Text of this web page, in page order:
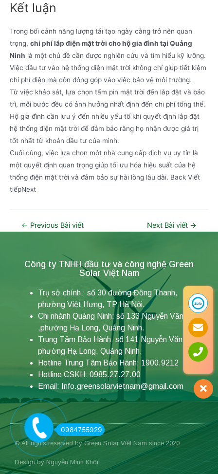
Kết luận
Trong bối cảnh năng lượng tái tạo ngày càng trở nên quan
trọng, chi phí lắp điện mặt trời cho hộ gia đình tại Quảng
Ninh là một chủ đề cần được nghiên cứu và tìm hiểu kỹ lưỡng.
Việc đầu tư vào hệ thống điện mặt trời không chỉ giúp tiết kiệm
chi phí điện mà còn đóng góp vào việc bảo vệ môi trường.
Từ việc khảo sát, lựa chọn tấm pin mặt trời đến lắp đặt và bảo
trì, mỗi bước đều có ảnh hưởng nhất định đến chi phí tổng thể.
Hộ gia đình cần lưu ý đến nhiều yếu tố khi quyết định lắp đặt
hệ thống điện mặt trời để đảm bảo rằng họ nhận được giá trị
tốt nhất từ khoản đầu tư của mình.
Cuối cùng, việc lựa chọn một nhà cung cấp dịch vụ uy tín là
một quyết định quan trọng giúp tối ưu hóa hiệu suất của hệ
thống điện mặt trời và đảm bảo sự hài lòng lâu dài. Back Viết
tiếpNext
← Previous Bài viết Next Bài viết →
Công ty TNHH đầu tư và công nghệ Green
Solar Việt Nam
Trụ sở chính : số 30 đường Đồng Thanh,
phường Việt Hưng, TP Hà Nội.
Chi nhánh Quảng Ninh: số 133 Nguyễn Văn Cừ
,phường Hạ Long, Quảng Ninh.
Trung Tâm Bảo Hành: số 141 Nguyễn Văn Cừ,
phường Hạ Long, Quảng Ninh.
Hotline Trung Tâm Bảo Hành: 1900.9212
Hotline CSKH: 0985.27.27.00
Email: Info.greensolarvietnam@gmail.com
© All rights reserved by Green Solar Việt Nam since 2020
Design by Nguyễn Minh Khôi
0984755929